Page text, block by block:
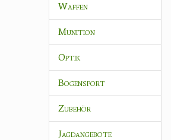
Waffen
Munition
Optik
Bogensport
Zubehör
Jagdangebote